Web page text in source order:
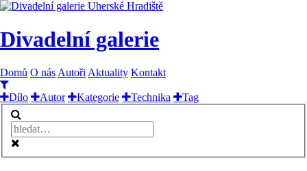
Divadelní galerie
Domů O nás Autoři Aktuality Kontakt
Dílo Autor Kategorie Technika Tag